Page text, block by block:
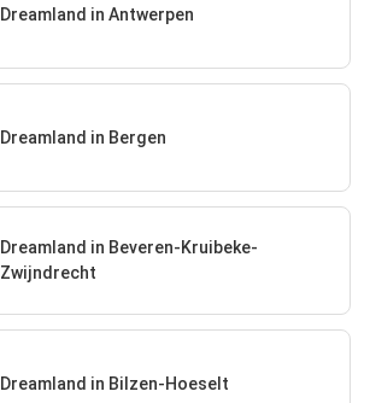
Dreamland in Antwerpen
Dreamland in Bergen
Dreamland in Beveren-Kruibeke-
Zwijndrecht
Dreamland in Bilzen-Hoeselt